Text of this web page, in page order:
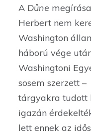
A Dűne
Herbert nem
Washington
háború vége
Washingtoni
sosem szerzett
tárgyakra tudott
igazán
lett ennek az